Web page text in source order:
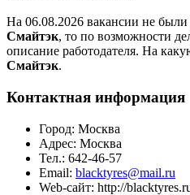
На 06.08.2026 вакансии не
Смайтэк, то по возможности
описание работодателя. На
Смайтэк.
Контактная информация
Город: Москва
Адрес: Москва
Тел.: 642-46-57
Email: blacktyres@mail.ru
Web-сайт: http://